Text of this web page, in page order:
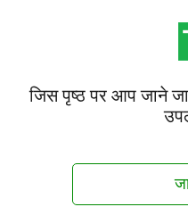
जिस पृष्ठ पर आप जाने